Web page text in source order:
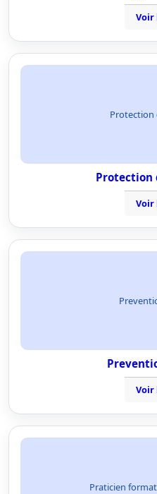
Voir
Protection
Protection
Voir
Voir
Praticien